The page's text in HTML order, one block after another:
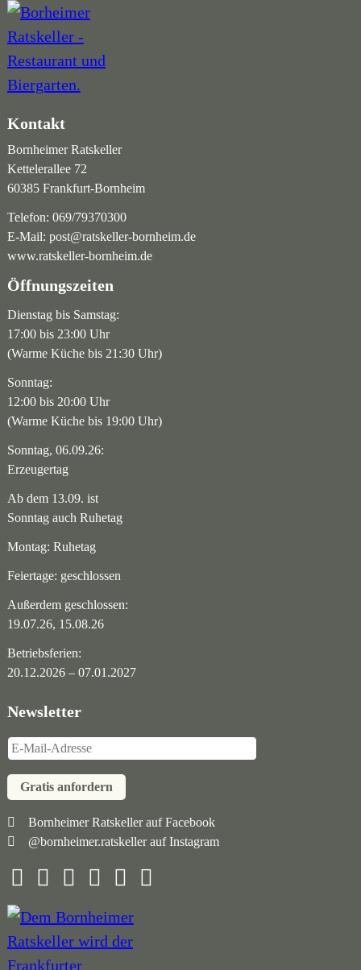
Kontakt
Bornheimer Ratskeller
Kettelerallee 72
60385 Frankfurt-Bornheim
Telefon: 069/79370300
E-Mail: post@ratskeller-bornheim.de
www.ratskeller-bornheim.de
Öffnungszeiten
Dienstag bis Samstag:
17:00 bis 23:00 Uhr
(Warme Küche bis 21:30 Uhr)
Sonntag:
12:00 bis 20:00 Uhr
(Warme Küche bis 19:00 Uhr)
Sonntag, 06.09.26:
Erzeugertag
Ab dem 13.09. ist
Sonntag auch Ruhetag
Montag: Ruhetag
Feiertage: geschlossen
Außerdem geschlossen:
19.07.26, 15.08.26
Betriebsferien:
20.12.2026 – 07.01.2027
Newsletter
Gratis anfordern
Navigation
überspringen
Bornheimer Ratskeller auf Facebook
@bornheimer.ratskeller auf Instagram